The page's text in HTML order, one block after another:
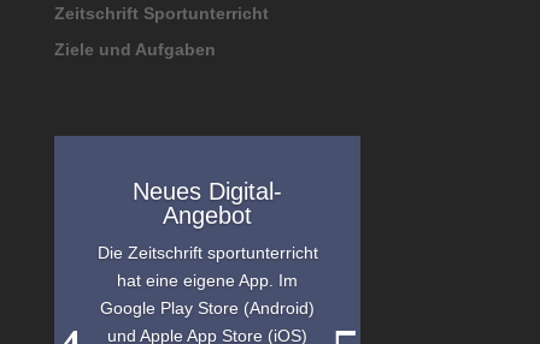
Zeitschrift Sportunterricht
Ziele und Aufgaben
Neues Digital-
Angebot
Die Zeitschrift sportunterricht
hat eine eigene App. Im
Google Play Store (Android)
und Apple App Store (iOS)